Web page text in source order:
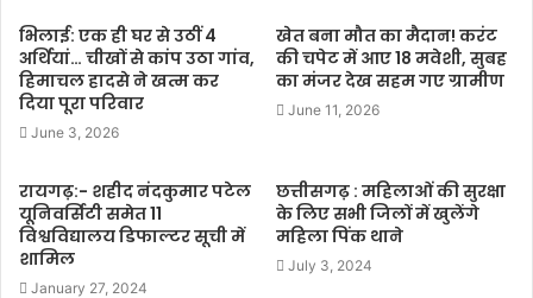
भिलाई: एक ही घर से उठीं 4
अर्थियां… चीखों से कांप उठा गांव,
हिमाचल हादसे ने खत्म कर
दिया पूरा परिवार
June 3, 2026
खेत बना मौत का मैदान! करंट
की चपेट में आए 18 मवेशी, सुबह
का मंजर देख सहम गए ग्रामीण
June 11, 2026
रायगढ़:- शहीद नंदकुमार पटेल
यूनिवर्सिटी समेत 11
विश्वविद्यालय डिफाल्टर सूची में
शामिल
January 27, 2024
छत्तीसगढ़ : महिलाओं की सुरक्षा
के लिए सभी जिलों में खुलेंगे
महिला पिंक थाने
July 3, 2024